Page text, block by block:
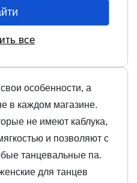
все
особенности, а
в каждом магазине.
не имеют каблука,
и позволяют с
танцевальные па.
для танцев